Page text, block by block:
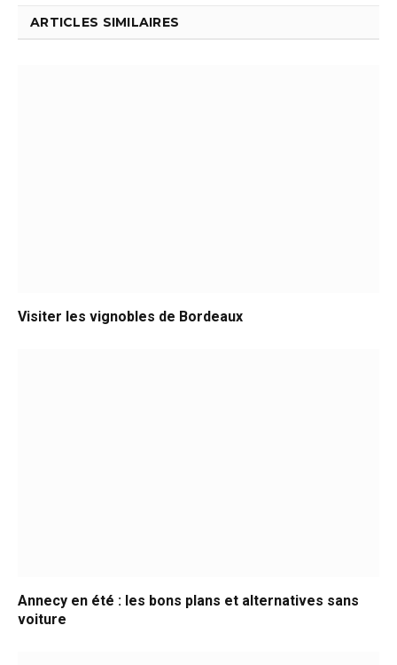
ARTICLES SIMILAIRES
Visiter les vignobles de Bordeaux
Annecy en été : les bons plans et alternatives sans
voiture